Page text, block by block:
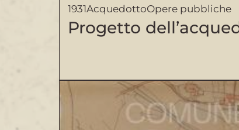
1931AcquedottoOpere pubbliche
Progetto